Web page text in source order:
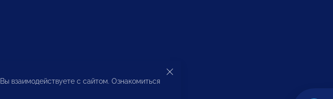
взаимодействуете с сайтом. Ознакомиться